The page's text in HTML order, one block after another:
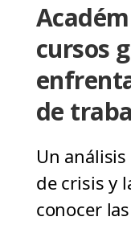
cursos
de
Un
de crisis y
conocer